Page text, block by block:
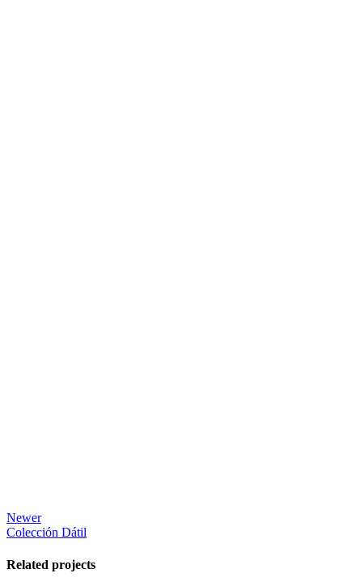
Newer
Colección Dátil
Related projects